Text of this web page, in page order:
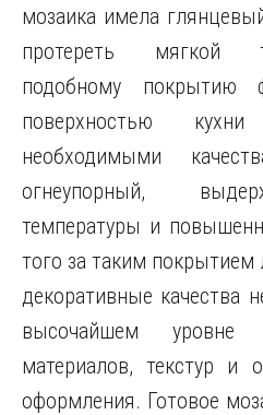
мозаика имела
протереть мягкой
подобному покрытию
поверхностью
необходимыми
огнеупорный,
температуры и
того за таким покрытием
декоративные качества
высочайшем уровне
материалов, текстур и
оформления. Готовое